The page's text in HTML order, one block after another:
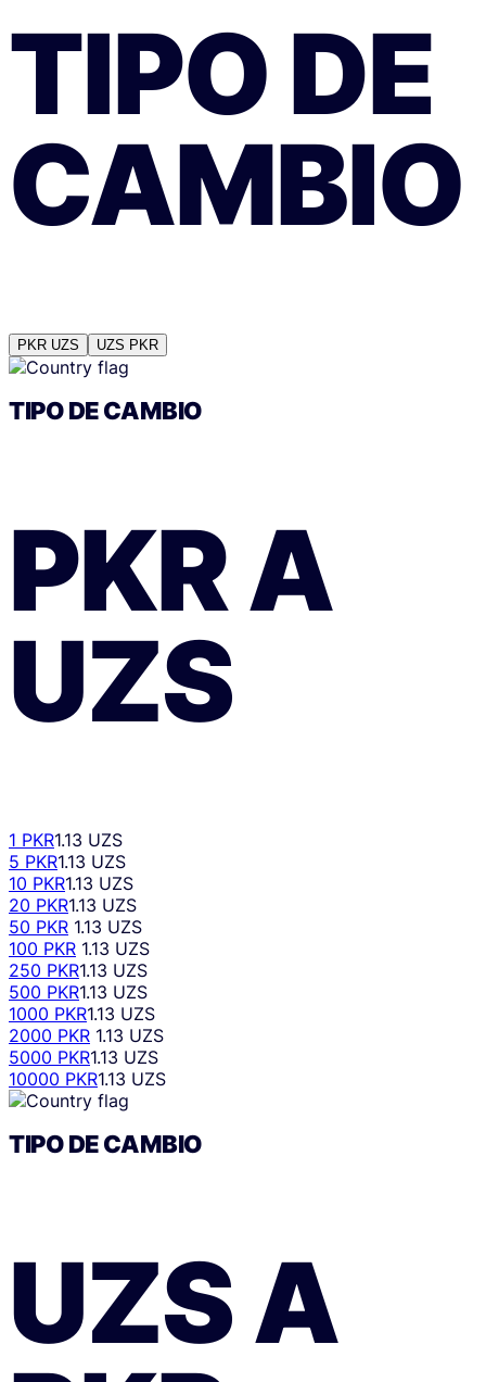
TIPO DE
CAMBIO
PKR UZS UZS PKR
TIPO DE CAMBIO
PKRA
UZS
1 PKR1.13 UZS
5 PKR1.13 UZS
10 PKR1.13 UZS
20 PKR1.13 UZS
50 PKR 1.13 UZS
100 PKR 1.13 UZS
250 PKR1.13 UZS
500 PKR1.13 UZS
1000 PKR1.13 UZS
2000 PKR 1.13 UZS
5000 PKR1.13 UZS
10000 PKR1.13 UZS
TIPO DE CAMBIO
UZSA